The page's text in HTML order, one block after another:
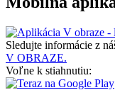
Sledujte informácie z
V OBRAZE.
Voľne k stiahnutiu: